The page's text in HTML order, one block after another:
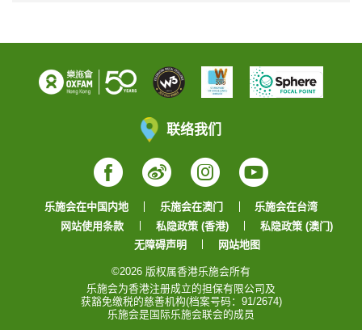
联络我们
Facebook
WeiboInstagram
YouTube
乐施会在中国内地 乐施会在澳门
乐施会在台湾
网站使用条款
私隐政策 (香港)
私隐政策 (澳门)
无障碍声明
网站地图
©2026 版权属香港乐施会所有
乐施会为香港注册成立的担保有限公司及
获豁免缴税的慈善机构(档案号码：91/2674)
乐施会是国际乐施会联会的成员